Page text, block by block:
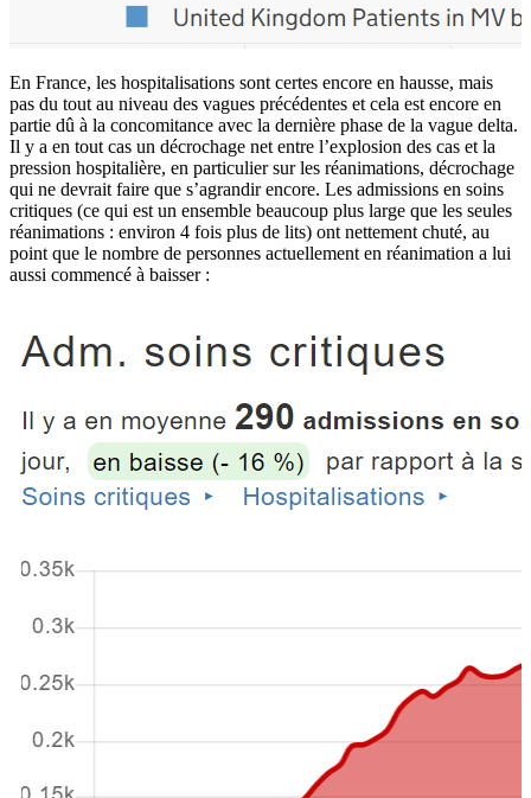
En France, les hospitalisations sont certes encore en hausse, mais
pas du tout au niveau des vagues précédentes et cela est encore en
partie dû à la concomitance avec la dernière phase de la vague delta.
Il y a en tout cas un décrochage net entre l’explosion des cas et la
pression hospitalière, en particulier sur les réanimations, décrochage
qui ne devrait faire que s’agrandir encore. Les admissions en soins
critiques (ce qui est un ensemble beaucoup plus large que les seules
réanimations : environ 4 fois plus de lits) ont nettement chuté, au
point que le nombre de personnes actuellement en réanimation a lui
aussi commencé à baisser :